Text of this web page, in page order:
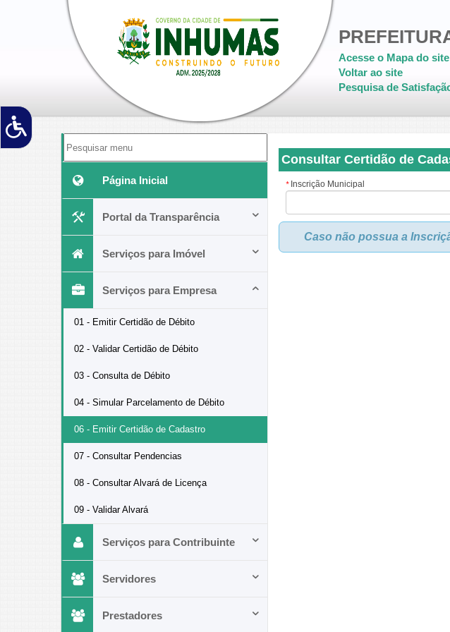
Acesse o Mapa do site
Voltar ao site
Pesquisa de
Página Inicial
Portal da Transparência
Serviços para Imóvel
Serviços para Empresa
01 - Emitir Certidão de Débito
02 - Validar Certidão de Débito
03 - Consulta de Débito
04 - Simular Parcelamento de Débito
06 - Emitir Certidão de Cadastro
07 - Consultar Pendencias
08 - Consultar Alvará de Licença
09 - Validar Alvará
Serviços para Contribuinte
Servidores
Prestadores
Consultar Certidão de
* Inscrição Municipal
Caso não possua a